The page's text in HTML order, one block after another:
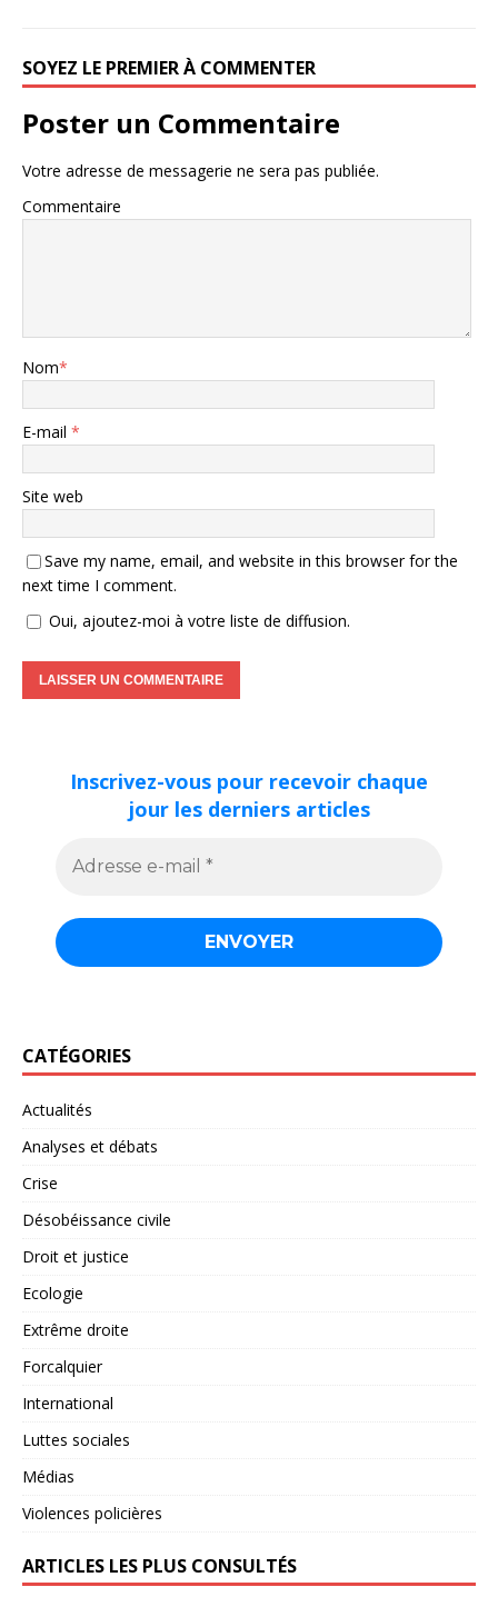
SOYEZ LE PREMIER À COMMENTER
Poster un Commentaire
Votre adresse de messagerie ne sera pas publiée.
Commentaire
Nom*
E-mail *
Site web
Save my name, email, and website in this browser for the
next time I comment.
Oui, ajoutez-moi à votre liste de diffusion.
Inscrivez-vous pour recevoir chaque
jour les derniers articles
CATÉGORIES
Actualités
Analyses et débats
Crise
Désobéissance civile
Droit et justice
Ecologie
Extrême droite
Forcalquier
International
Luttes sociales
Médias
Violences policières
ARTICLES LES PLUS CONSULTÉS